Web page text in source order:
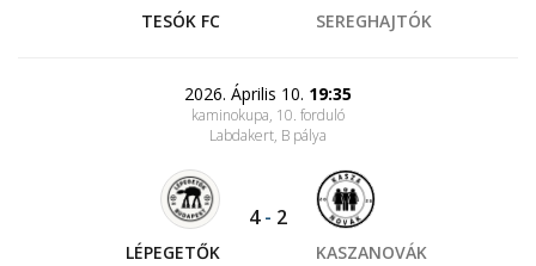
TESÓK FC SEREGHAJTÓK
2026. Április 10. 19:35
kaminokupa, 10. forduló
Labdakert, B pálya
LÉPEGETŐK
4- 2
KASZANOVÁK